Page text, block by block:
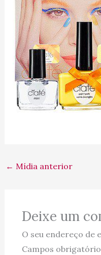
← Mídia anterior
Deixe um
O seu endereço de
Campos